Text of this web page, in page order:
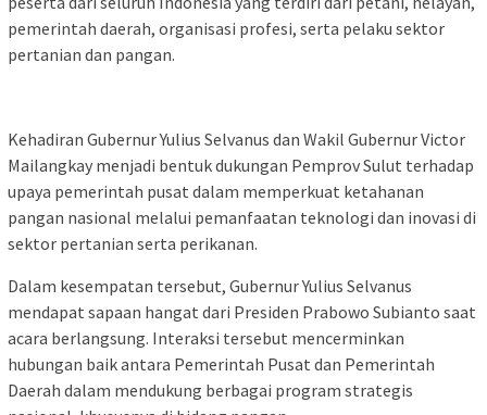
pemerintah daerah, organisasi profesi, serta pelaku sektor
pertanian dan pangan.
Kehadiran Gubernur Yulius Selvanus dan Wakil Gubernur Victor
Mailangkay menjadi bentuk dukungan Pemprov Sulut terhadap
upaya pemerintah pusat dalam memperkuat ketahanan
pangan nasional melalui pemanfaatan teknologi dan inovasi di
sektor pertanian serta perikanan.
Dalam kesempatan tersebut, Gubernur Yulius Selvanus
mendapat sapaan hangat dari Presiden Prabowo Subianto saat
acara berlangsung. Interaksi tersebut mencerminkan
hubungan baik antara Pemerintah Pusat dan Pemerintah
Daerah dalam mendukung berbagai program strategis